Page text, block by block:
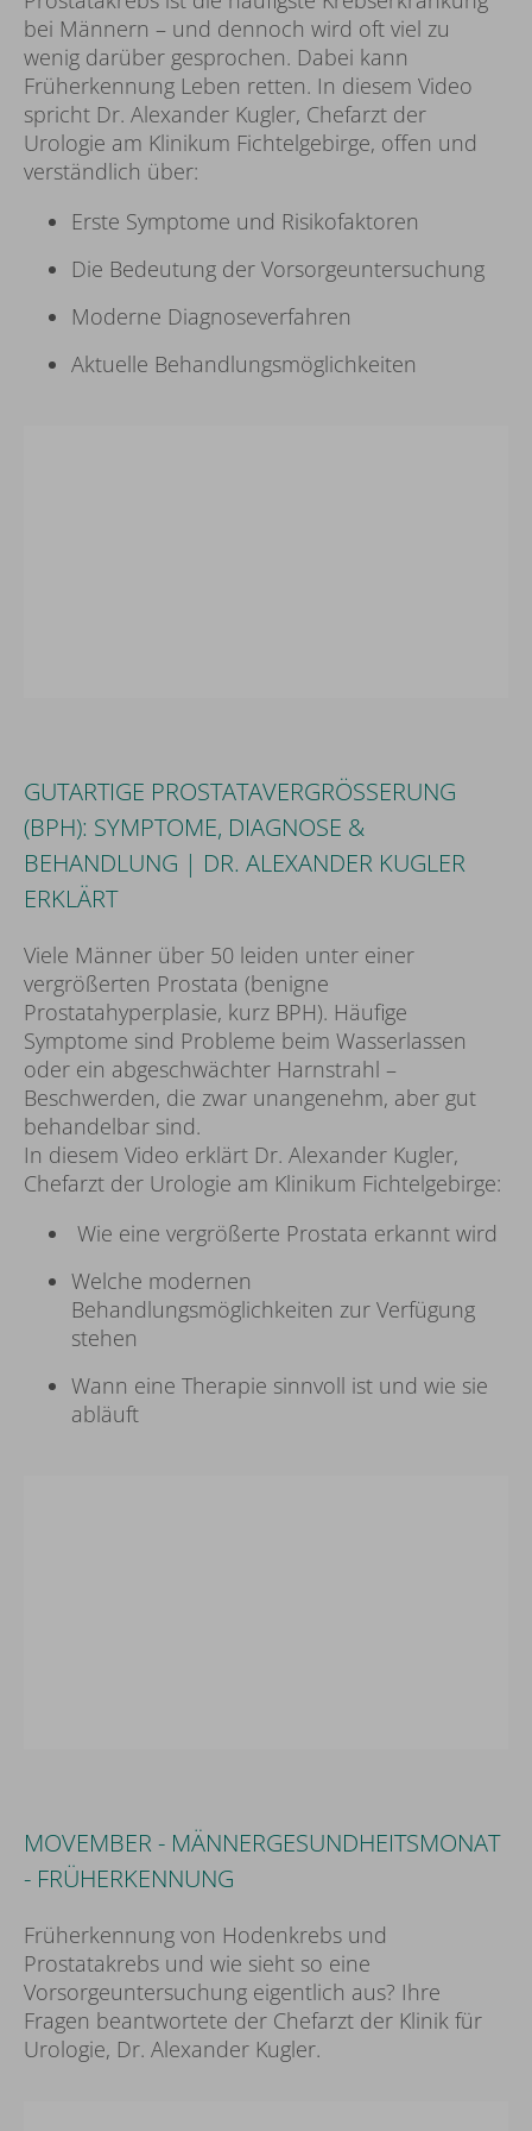
Mehr Infos Externe Medien Akzeptieren
bei Männern – und dennoch wird oft viel zu
wenig darüber gesprochen. Dabei kann
Früherkennung Leben retten. In diesem Video
spricht Dr. Alexander Kugler, Chefarzt der
Urologie am Klinikum Fichtelgebirge, offen und
verständlich über:
Erste Symptome und Risikofaktoren
Die Bedeutung der Vorsorgeuntersuchung
Moderne Diagnoseverfahren
Aktuelle Behandlungsmöglichkeiten
Wir benutzen Drittanbieter (hier 'YouTube'),
um Inhalte einzubinden. Diese können
persönliche Daten über Ihre Aktivitäten
sammeln. Bitte beachten Sie die Details und
GUTARTIGE PROSTATAVERGRÖSSERUNG (
BPH): SYMPTOME, DIAGNOSE & B
EHANDLUNG | DR. ALEXANDER KUGLER E
RKLÄRT
Viele Männer über 50 leiden unter einer
vergrößerten Prostata (benigne
Prostatahyperplasie, kurz BPH). Häufige
Symptome sind Probleme beim Wasserlassen
oder ein abgeschwächter Harnstrahl –
Beschwerden, die zwar unangenehm, aber gut
behandelbar sind.
In diesem Video erklärt Dr. Alexander Kugler,
Chefarzt der Urologie am Klinikum Fichtelgebirge:
Wie eine vergrößerte Prostata erkannt wird
Welche modernen
Behandlungsmöglichkeiten zur Verfügung
stehen
Wann eine Therapie sinnvoll ist und wie sie
abläuft
Wir benutzen Drittanbieter (hier 'YouTube'),
um Inhalte einzubinden. Diese können
persönliche Daten über Ihre Aktivitäten
geben sie Ihre Einwilligung.
Mehr Infos Externe Medien Akzeptieren
MOVEMBER - MÄNNERGESUNDHEITSMONAT
- FRÜHERKENNUNG
Früherkennung von Hodenkrebs und
Prostatakrebs und wie sieht so eine
Vorsorgeuntersuchung eigentlich aus? Ihre
Fragen beantwortete der Chefarzt der Klinik für
Urologie, Dr. Alexander Kugler.